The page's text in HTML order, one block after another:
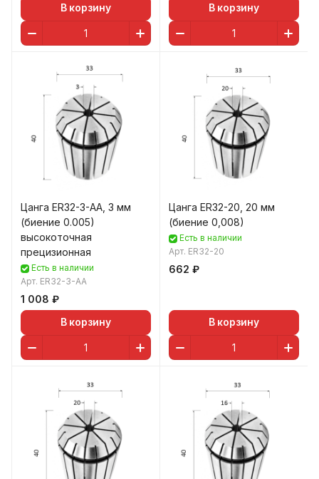
В корзину В корзину
Цанга ER32-3-AA, 3 мм
(биение 0.005)
высокоточная
прецизионная
Есть в наличии
Арт. ER32-3-AA
1 008 ₽
В корзину
Цанга ER32-20, 20 мм
(биение 0,008)
Есть в наличии
Арт. ER32-20
662 ₽
В корзину